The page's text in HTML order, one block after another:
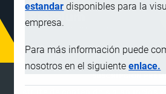
estandar disponibles para la
empresa.
Para más información puede
nosotros en el siguienteenlace.